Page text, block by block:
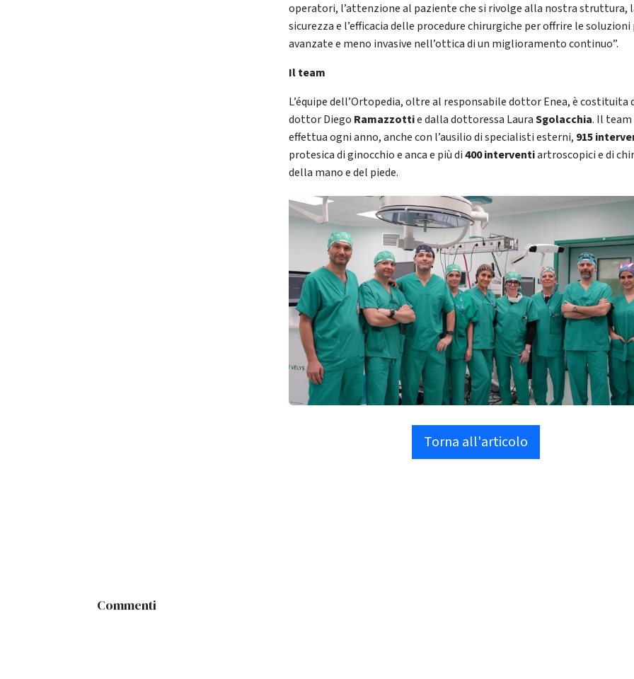
operatori, l’attenzione al paziente che si rivolge alla nostra struttura,
sicurezza e l’efficacia delle procedure chirurgiche per offrire le soluzioni
avanzate e meno invasive nell’ottica di un miglioramento continuo”.
Il team
L’équipe dell’Ortopedia, oltre al responsabile dottor Enea, è costituita
dottor Diego Ramazzottie dalla dottoressa LauraSgolacchia. Il team
effettua ogni anno, anche con l’ausilio di specialisti esterni, 915
protesica di ginocchio e anca e più di400 interventiartroscopici e di
della mano e del piede.
Torna all'articolo
Commenti